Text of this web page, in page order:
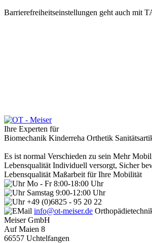
Barrierefreiheitseinstellungen geht auch mit
Ihre Experten für
Biomechanik Kinderreha Orthetik
Es ist normal Verschieden zu sein Mehr
Lebensqualität Individuell versorgt, Sicher
Lebensqualität Maßarbeit für Ihre Mobilität
Mo - Fr 8:00-18:00 Uhr
Samstag 9:00-12:00 Uhr
+49 (0)6825 - 95 20 22
info@ot-meiser.de
Meiser GmbH
Auf Maien 8
66557 Uchtelfangen